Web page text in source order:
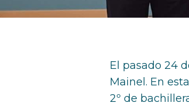
El pasado 24
Mainel. En
2º de